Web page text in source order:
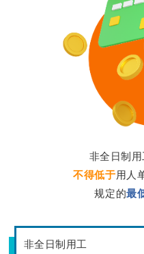
非全日制
不得低于用人
规定的最
非全日制用工